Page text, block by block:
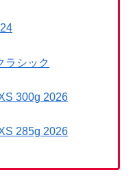
ラシック
300g 2026
285g 2026